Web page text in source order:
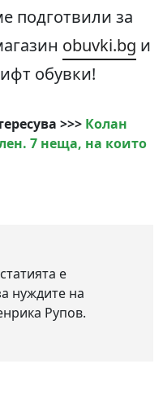
подготвили за
obuvki.bg и
обувки!
>>> Колан
7 неща, на които
е
нуждите на
Рупов.